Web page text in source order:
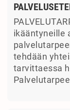
ikääntyneille
tehdään
tarvittaessa